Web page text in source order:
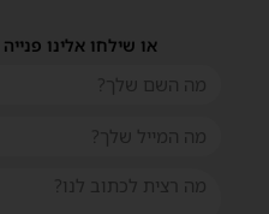
או שילחו אלינו